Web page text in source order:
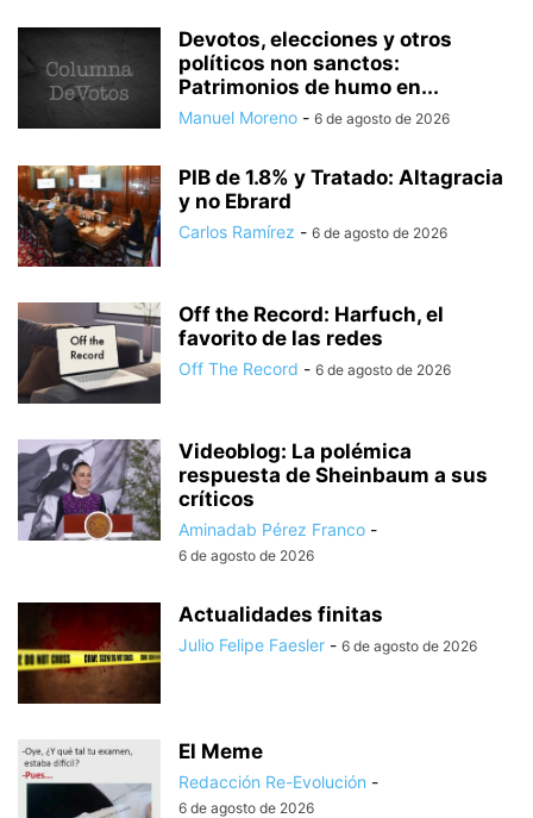
Devotos, elecciones y otros
políticos non sanctos:
Patrimonios de humo en...
Manuel Moreno - 6 de agosto de 2026
PIB de 1.8% y Tratado: Altagracia
y no Ebrard
Carlos Ramírez - 6 de agosto de 2026
Off the Record: Harfuch, el
favorito de las redes
Off The Record - 6 de agosto de 2026
Videoblog: La polémica
respuesta de Sheinbaum a sus
críticos
Aminadab Pérez Franco -
6 de agosto de 2026
Actualidades finitas
Julio Felipe Faesler - 6 de agosto de 2026
El Meme
Redacción Re-Evolución -
6 de agosto de 2026